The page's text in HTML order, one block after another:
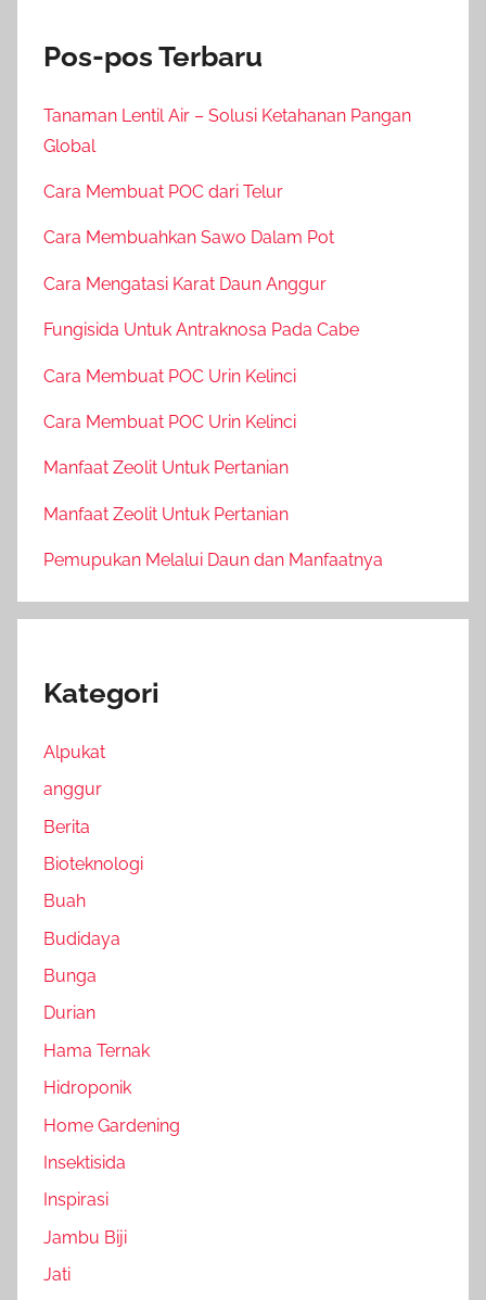
Pos-pos Terbaru
Tanaman Lentil Air – Solusi Ketahanan Pangan
Global
Cara Membuat POC dari Telur
Cara Membuahkan Sawo Dalam Pot
Cara Mengatasi Karat Daun Anggur
Fungisida Untuk Antraknosa Pada Cabe
Cara Membuat POC Urin Kelinci
Cara Membuat POC Urin Kelinci
Manfaat Zeolit Untuk Pertanian
Manfaat Zeolit Untuk Pertanian
Pemupukan Melalui Daun dan Manfaatnya
Kategori
Alpukat
anggur
Berita
Bioteknologi
Buah
Budidaya
Bunga
Durian
Hama Ternak
Hidroponik
Home Gardening
Insektisida
Inspirasi
Jambu Biji
Jati